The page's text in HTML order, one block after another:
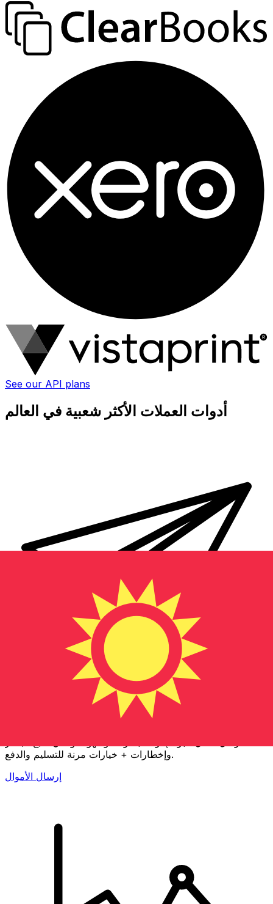
See our API plans
أدوات العملات الأكثر شعبية في العالم
إكس إي (Xe) لتحويلات الأموال الدولية
وإخطارات + خيارات مرنة للتسليم والدفع.
إرسال الأموال